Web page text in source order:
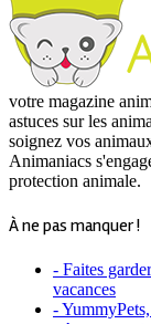
votre magazine
astuces sur les
soignez vos
Animaniacs
protection animale.
À ne pas manquer !
- Faites
vacances
-